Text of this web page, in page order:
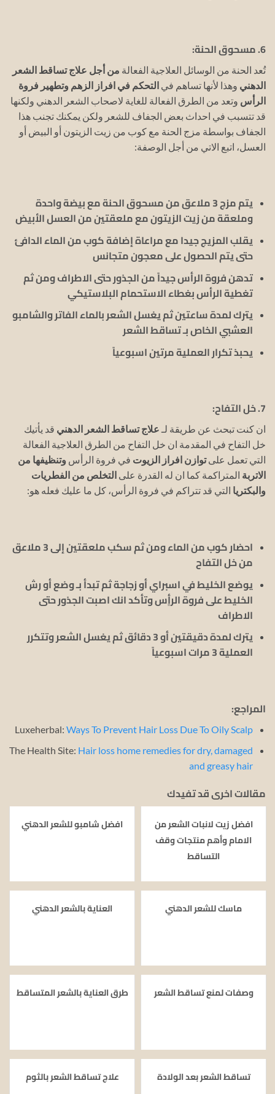
6. مسحوق الحنة:
تُعد الحنة من الوسائل العلاجية الفعالة من أجل علاج تساقط الشعر
الدهني وهذا لأنها تساهم في التحكم في افراز الزهم وتطهير فروة
الرأس وتعد من الطرق الفعالة للغاية لاصحاب الشعر الدهني ولكنها
قد تتسبب في احداث بعض الجفاف للشعر ولكن يمكنك تجنب هذا
الجفاف بواسطة مزج الحنة مع كوب من زيت الزيتون أو البيض أو
العسل، اتبع الاتي من أجل الوصفة:
يتم مزج 3 ملاعق من مسحوق الحنة مع بيضة واحدة
وملعقة من زيت الزيتون مع ملعقتين من العسل الأبيض
يقلب المزيج جيدا مع مراعاة إضافة كوب من الماء الدافئ
حتى يتم الحصول على معجون متجانس
تدهن فروة الرأس جيداً من الجذور حتى الاطراف ومن ثم
تغطية الرأس بغطاء الاستحمام البلاستيكي
يترك لمدة ساعتين ثم يغسل الشعر بالماء الفاتر والشامبو
العشبي الخاص بـ تساقط الشعر
يحبذ تكرار العملية مرتين اسبوعياً
7. خل التفاح:
ان كنت تبحث عن طريقة لـ علاج تساقط الشعر الدهني قد يأتيك
خل التفاح في المقدمة ان خل التفاح من الطرق العلاجية الفعالة
التي تعمل علىتوازن افراز الزيوت في فروة الرأس وتنظيفها من
الاتربة المتراكمة كما ان له القدرة على التخلص من الفطريات
والبكتريا التي قد تتراكم في فروة الرأس، كل ما عليك فعله هو:
احضار كوب من الماء ومن ثم سكب ملعقتين إلى 3 ملاعق
من خل التفاح
يوضع الخليط في اسبراي أو زجاجة ثم تبدأ بـ وضع أو رش
الخليط على فروة الرأٍس وتأكد انك اصبت الجذور حتى
الاطراف
يترك لمدة دقيقتين أو 3 دقائق ثم يغسل الشعر وتتكرر
العملية 3 مرات اسبوعياً
المراجع:
Luxeherbal:Ways To Prevent Hair Loss Due To Oily Scalp
The Health Site: Hair loss home remedies for dry, damaged
and greasy hair
مقالات اخرى قد تفيدك
افضل زيت لانبات الشعر من
الامام وأهم منتجات وقف
التساقط
افضل شامبو للشعر الدهني
ماسك للشعر الدهني العناية بالشعر الدهني
وصفات لمنع تساقط الشعر طرق العناية بالشعر المتساقط
تساقط الشعر بعد الولادة علاج تساقط الشعر بالثوم